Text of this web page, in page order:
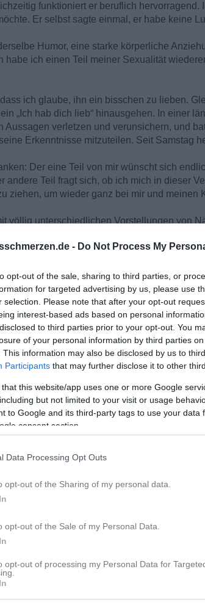
- Do Not Process My
opt-out of the sale, sharing to third parties, or
for targeted advertising by us, please use
selection. Please note that after your opt-out
interest-based ads based on personal
to third parties prior to your opt-out. You
of your personal information by third parties on
This information may also be disclosed by us to
Participants that may further disclose it to other
that this website/app uses one or more Google
but not limited to your visit or usage
to Google and its third-party tags to use your data
consent section.
Data Processing Opt Outs
opt-out of the Sharing of my personal data.
opt-out of the Sale of my Personal Data.
opt-out of processing my Personal Data for
funktioniert er beruflich
Er selbst sagte einmal, er habe keine
Humor, eine starke körperliche
habe ich einen Teil meiner Sexualität
ich glaube, ihn ein bisschen zu lieben.
„Ich hab dich lieb“ hinausgehen. In einer
verletzen und verunsichern, und
Erkenntnisse mitzuteilen. Seit Samstag
Der eine Teil von mir wünscht sich
andere Teil fragt sich, ob ich mich in dieser
ziehen, um wieder ganz bei mir und meinen
völlig unterschiedlichen Vorstellungen von
oder irgendwann einen endgültigen
Manchmal sind die Worte von
was geht und ja, eben mehrere Eisen
in der Wohnung findest und dass er
auf Deine Sprachnachricht, wo Du ihm